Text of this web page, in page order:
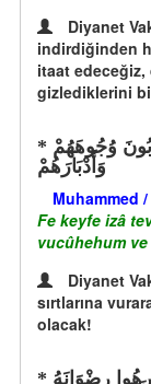
Diyanet
indirdiğinden
itaat edeceğiz,
gizlediklerini
وَأَدْبَارَهُمْ
Muhammed
Fe keyfe izâ
vucûhehum
Diyanet
sırtlarına
olacak!